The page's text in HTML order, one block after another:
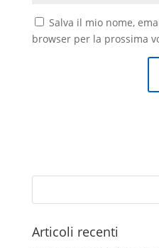
Salva il mio nome,
browser per la prossima
Articoli recenti